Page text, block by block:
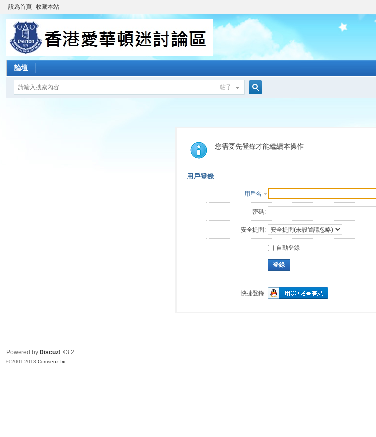
設為首頁 收藏本站
論壇
帖子
索
您需要先登錄才能繼續本操作
用戶登錄
用戶名
密碼:
安全提問:
自動登錄
登錄
快捷登錄:
Powered by Discuz! X3.2
© 2001-2013Comsenz Inc.